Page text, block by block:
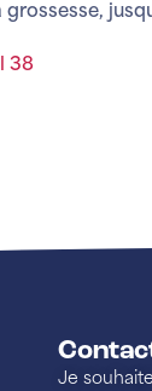
38
Je